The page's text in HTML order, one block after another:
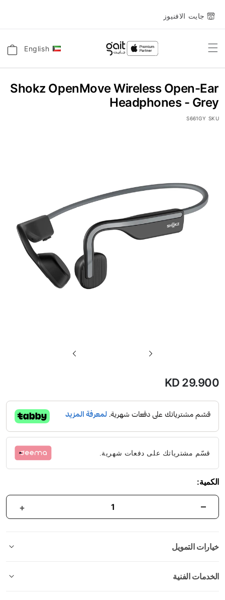
جايت الافنيوز
اللغةEnglish
Toggle
Shokz OpenMove Wireless Open-Ear
Headphones - Grey
SKU
S661GY
معرض
KD 29.900
قسّم مشترياتك على دفعات شهرية.
الكمية:
خيارات التمويل
الخدمات الفنية